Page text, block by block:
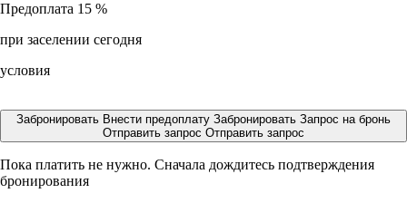
Предоплата 15 %
при заселении сегодня
условия
Забронировать Внести предоплату Забронировать Запрос на бронь
Отправить запрос Отправить запрос
Пока платить не нужно. Сначала дождитесь подтверждения
бронирования